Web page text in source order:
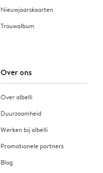
Nieuwjaarskaarten
Trouwalbum
Over ons
Over albelli
Duurzaamheid
Werken bij albelli
Promotionele partners
Blog